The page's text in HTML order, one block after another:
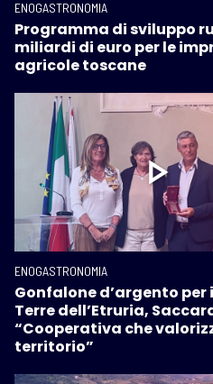
ENOGASTRONOMIA
Programma di sviluppo
miliardi di euro per le
agricole toscane
ENOGASTRONOMIA
Gonfalone d’argento per
Terre dell’Etruria,
“Cooperativa che
territorio”